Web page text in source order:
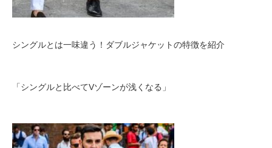
シングルとは一味違う！ダブルジャケットの特徴を紹介
「シングルと比べてVゾーンが浅くなる」